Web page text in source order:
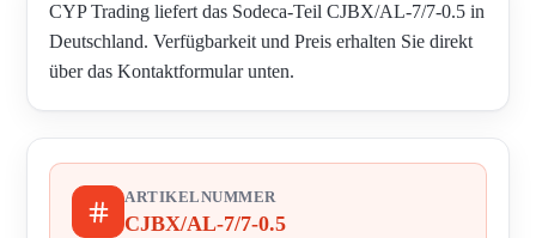
CYP Trading liefert das Sodeca-Teil CJBX/AL-7/7-0.5 in
Deutschland. Verfügbarkeit und Preis erhalten Sie direkt
über das Kontaktformular unten.
ARTIKELNUMMER
CJBX/AL-7/7-0.5